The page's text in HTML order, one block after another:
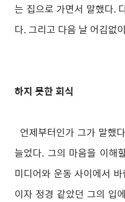
는 집으로 가면서 말했다.
다. 그리고 다음 날 어김없
하지 못한 회식
언제부터인가 그가 말했
늘었다. 그의 마음을 이해
미디어와 운동 사이에서
이자 정경 같았던 그의 입